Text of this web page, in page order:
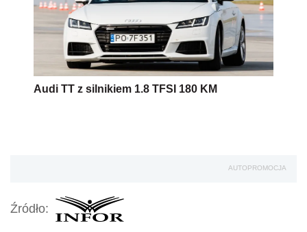
Audi TT z silnikiem 1.8 TFSI 180 KM
AUTOPROMOCJA
Źródło: